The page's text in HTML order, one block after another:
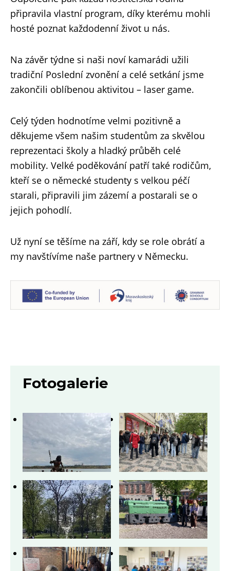
připravila vlastní program, díky kterému mohli
hosté poznat každodenní život u nás.
Na závěr týdne si naši noví kamarádi užili
tradiční Poslední zvonění a celé setkání jsme
zakončili oblíbenou aktivitou – laser game.
Celý týden hodnotíme velmi pozitivně a
děkujeme všem našim studentům za skvělou
reprezentaci školy a hladký průběh celé
mobility. Velké poděkování patří také rodičům,
kteří se o německé studenty s velkou péčí
starali, připravili jim zázemí a postarali se o
jejich pohodlí.
Už nyní se těšíme na září, kdy se role obrátí a
my navštívíme naše partnery v Německu.
Fotogalerie